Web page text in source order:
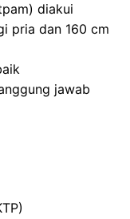
diakui
pria dan 160 cm
jawab